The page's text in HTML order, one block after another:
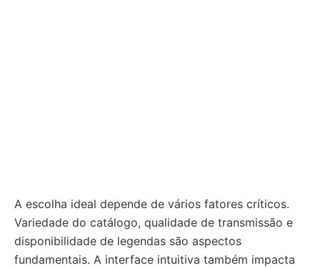
A escolha ideal depende de vários fatores críticos.
Variedade do catálogo, qualidade de transmissão e
disponibilidade de legendas são aspectos
fundamentais. A interface intuitiva também impacta